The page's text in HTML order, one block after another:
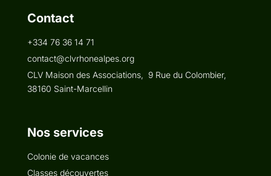
Contact
+334 76 36 14 71
contact@clvrhonealpes.org
CLV Maison des Associations, 9 Rue du Colombier,
38160 Saint-Marcellin
Nos services
Colonie de vacances
Classes découvertes